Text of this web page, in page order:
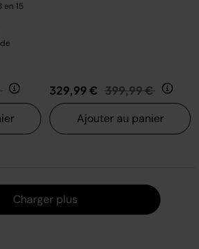
en 15
de
au 329,99 € Prix réduit de
399,99 € au
Ajouter au panier
Charger plus